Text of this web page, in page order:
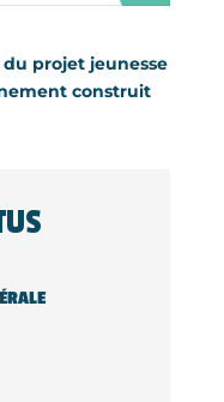
projet jeunesse
construit